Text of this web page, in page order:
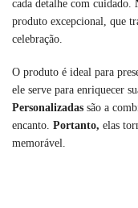
cada detalhe com cuidado.
produto excepcional, que
celebração.
O produto é ideal para
ele serve para enriquecer
Personalizadas são a
encanto. Portanto, elas
memorável.